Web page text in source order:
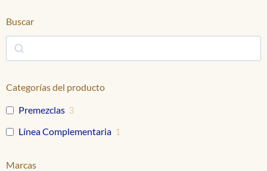
Buscar
Categorías del producto
Premezclas 3
Línea Complementaria 1
Marcas